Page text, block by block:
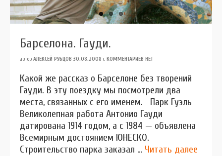
Барселона. Гауди.
автор АЛЕКСЕЙ РУБЦОВ 30.08.2008 с КОММЕНТАРИЕВ НЕТ
Какой же рассказ о Барселоне без творений
Гауди. В эту поездку мы посмотрели два
места, связанных с его именем. Парк Гуэль
Великолепная работа Антонио Гауди
датирована 1914 годом, а с 1984 — объявлена
Всемирным достоянием ЮНЕСКО.
Строительство парка заказал … Читать далее